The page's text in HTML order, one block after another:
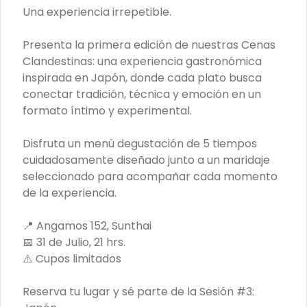
técnica y emoción en un formato
íntimo y experimental.
Disfruta un menú degustación de 5
tiempos cuidadosamente
diseñado junto a un maridaje
seleccionado para acompañar
cada momento de la experiencia.
📍 Angamos 152, Sunthai
📅 31 de Julio, 21 hrs.
Reserva tu lugar y sé parte de la
Sesión #3: Japón.
Conócenos
Delivery
Términos y condiciones
Redes sociales
Facebook
Una experiencia irrepetible.
Presenta la primera edición de nuestras Cenas
Clandestinas: una experiencia gastronómica
inspirada en Japón, donde cada plato busca
conectar tradición, técnica y emoción en un
formato íntimo y experimental.
Disfruta un menú degustación de 5 tiempos
cuidadosamente diseñado junto a un maridaje
seleccionado para acompañar cada momento
de la experiencia.
📍 Angamos 152, Sunthai
📅 31 de Julio, 21 hrs.
⚠️ Cupos limitados
Reserva tu lugar y sé parte de la Sesión #3: